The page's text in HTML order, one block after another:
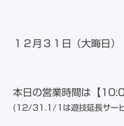
１２月３１日（大晦日）
本日の営業時間は【
(12/31.1/1は遊技延長サービ